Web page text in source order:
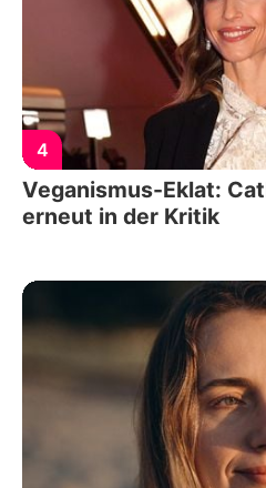
4
Veganismus-Eklat:
erneut in der Kritik